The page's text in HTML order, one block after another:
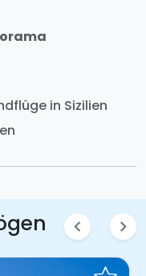
in Sizilien
chevron_left chevron_right